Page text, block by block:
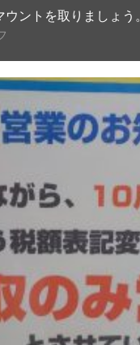
ントを取りましょう。